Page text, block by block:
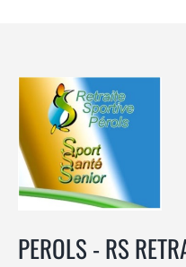
PEROLS - RS